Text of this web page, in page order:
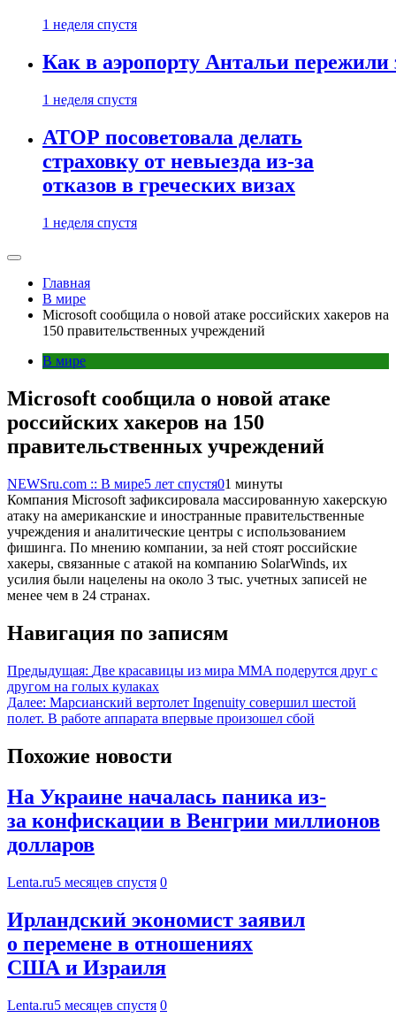
1 неделя спустя
Как в аэропорту Антальи
1 неделя спустя
АТОР посоветовала делать
страховку от невыезда из-за
отказов в греческих визах
1 неделя спустя
Главная
В мире
Microsoft сообщила о новой атаке российских хакеров на
150 правительственных учреждений
В мире
Microsoft сообщила о новой атаке
российских хакеров на 150
правительственных учреждений
NEWSru.com :: В мире5 лет спустя01 минуты
Компания Microsoft зафиксировала массированную хакерскую
атаку на американские и иностранные правительственные
учреждения и аналитические центры с использованием
фишинга. По мнению компании, за ней стоят российские
хакеры, связанные с атакой на компанию SolarWinds, их
усилия были нацелены на около 3 тыс. учетных записей не
менее чем в 24 странах.
Навигация по записям
Предыдущая: Две красавицы из мира MMA подерутся друг с
другом на голых кулаках
Далее: Марсианский вертолет Ingenuity совершил шестой
полет. В работе аппарата впервые произошел сбой
Похожие новости
На Украине началась паника из-
за конфискации в Венгрии миллионов
долларов
Lenta.ru5 месяцев спустя 0
Ирландский экономист заявил
о перемене в отношениях
США и Израиля
Lenta.ru5 месяцев спустя 0